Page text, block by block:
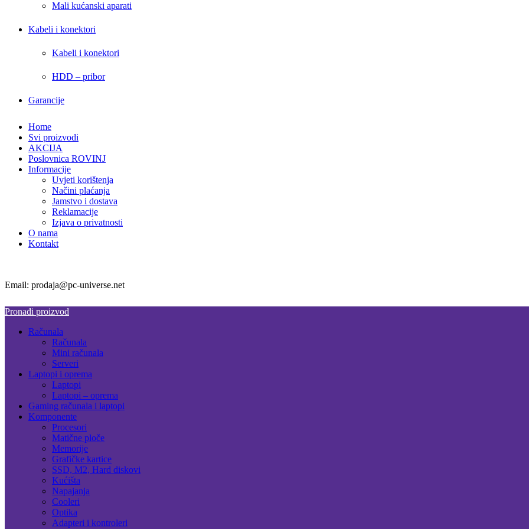
Mali kućanski aparati
Kabeli i konektori
Kabeli i konektori
HDD – pribor
Garancije
Home
Svi proizvodi
AKCIJA
Poslovnica ROVINJ
Informacije
Uvjeti korištenja
Načini plaćanja
Jamstvo i dostava
Reklamacije
Izjava o privatnosti
O nama
Kontakt
Email: prodaja@pc-universe.net
Pronađi proizvod
Računala
Računala
Mini računala
Serveri
Laptopi i oprema
Laptopi
Laptopi – oprema
Gaming računala i laptopi
Komponente
Procesori
Matične ploče
Memorije
Grafičke kartice
SSD, M2, Hard diskovi
Kućišta
Napajanja
Cooleri
Optika
Adapteri i kontroleri